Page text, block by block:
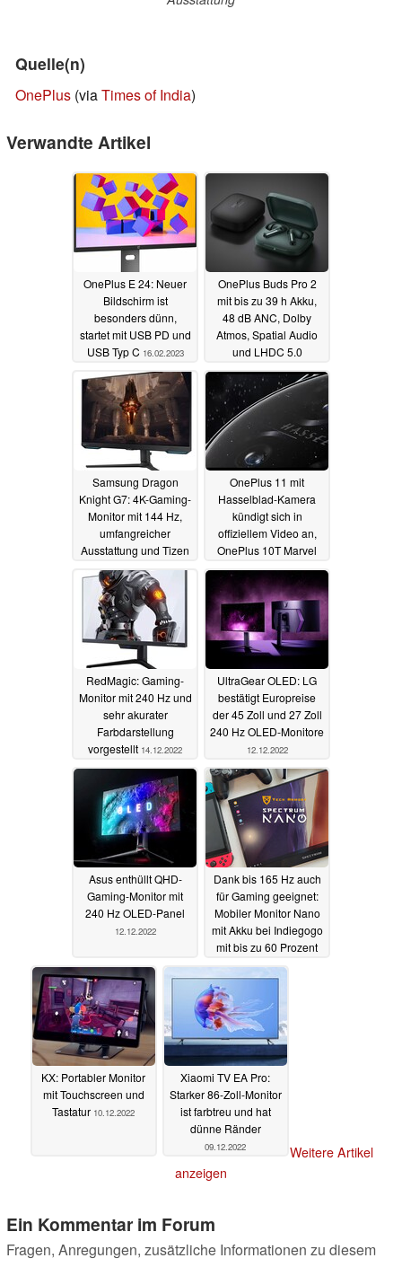
Quelle(n)
OnePlus (viaTimes of India)
Verwandte Artikel
OnePlus E 24: Neuer
Bildschirm ist
besonders dünn,
startet mit USB PD und
USB Typ C 16.02.2023
OnePlus Buds Pro 2
mit bis zu 39 h Akku,
48 dB ANC, Dolby
Atmos, Spatial Audio
und LHDC 5.0
präsentiert04.01.2023
Samsung Dragon
Knight G7: 4K-Gaming-
Monitor mit 144 Hz,
umfangreicher
Ausstattung und Tizen
OS21.12.2022
OnePlus 11 mit
Hasselblad-Kamera
kündigt sich in
offiziellem Video an,
OnePlus 10T Marvel
Edition vorgestellt
17.12.2022
RedMagic: Gaming-
Monitor mit 240 Hz und
sehr akurater
Farbdarstellung
vorgestellt 14.12.2022
UltraGear OLED: LG
bestätigt Europreise
der 45 Zoll und 27 Zoll
240 Hz OLED-Monitore
12.12.2022
Asus enthüllt QHD-
Gaming-Monitor mit
240 Hz OLED-Panel
12.12.2022
Dank bis 165 Hz auch
für Gaming geeignet:
Mobiler Monitor Nano
mit Akku bei Indiegogo
mit bis zu 60 Prozent
Rabatt11.12.2022
KX: Portabler Monitor
mit Touchscreen und
Tastatur 10.12.2022
Xiaomi TV EA Pro:
Starker 86-Zoll-Monitor
ist farbtreu und hat
dünne Ränder
09.12.2022
Weitere Artikel
anzeigen
Ein Kommentar im Forum
Fragen, Anregungen, zusätzliche Informationen zu diesem